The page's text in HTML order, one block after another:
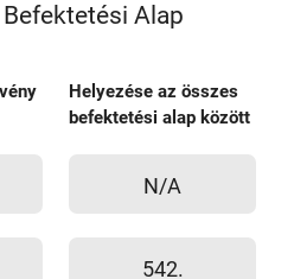
Alap
Helyezése az összes
befektetési alap között
N/A
542.